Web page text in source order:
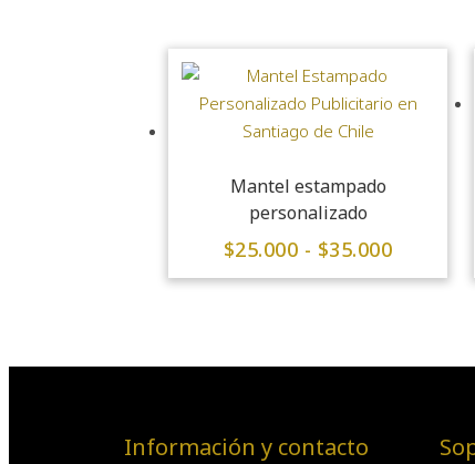
Mantel estampado
personalizado
$25.000 - $35.000
Información y contacto